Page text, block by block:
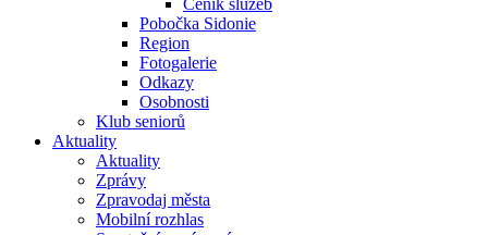
Ceník služeb
Pobočka Sidonie
Region
Fotogalerie
Odkazy
Osobnosti
Klub seniorů
Aktuality
Aktuality
Zprávy
Zpravodaj města
Mobilní rozhlas